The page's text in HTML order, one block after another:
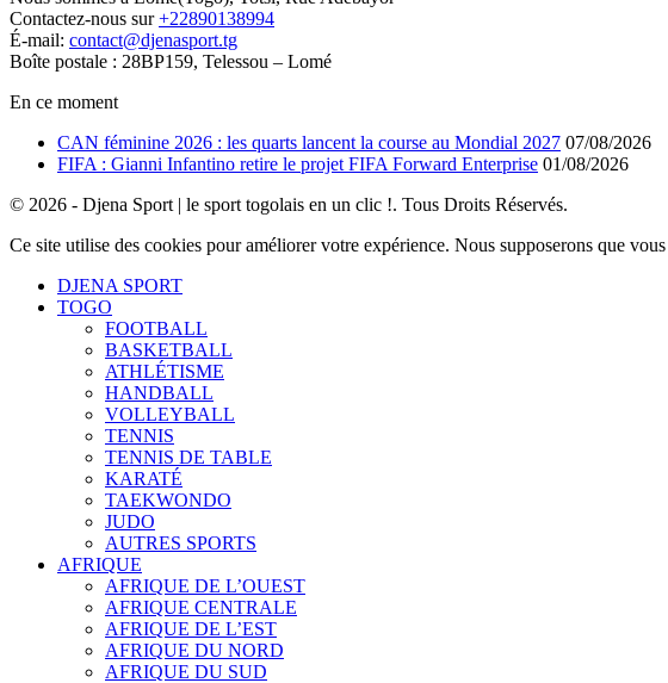
Contactez-nous sur+22890138994
É-mail: contact@djenasport.tg
Boîte postale : 28BP159, Telessou – Lomé
En ce moment
CAN féminine 2026 : les quarts lancent la course au Mondial 2027 07/08/2026
FIFA : Gianni Infantino retire le projet FIFA Forward Enterprise 01/08/2026
© 2026 - Djena Sport | le sport togolais en un clic !. Tous Droits Réservés.
Ce site utilise des cookies pour améliorer votre expérience. Nous supposerons que
DJENA SPORT
TOGO
FOOTBALL
BASKETBALL
ATHLÉTISME
HANDBALL
VOLLEYBALL
TENNIS
TENNIS DE TABLE
KARATÉ
TAEKWONDO
JUDO
AUTRES SPORTS
AFRIQUE
AFRIQUE DE L’OUEST
AFRIQUE CENTRALE
AFRIQUE DE L’EST
AFRIQUE DU NORD
AFRIQUE DU SUD